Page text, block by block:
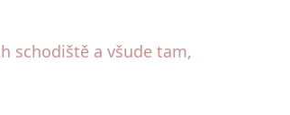
schodiště a všude tam,